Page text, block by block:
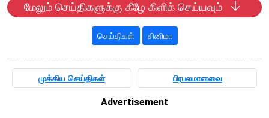
மேலும் செய்திகளுக்கு கீழே கிளிக் செய்யவும்
செய்திகள் சினிமா
முக்கிய செய்திகள் பிரபலமானவை
Advertisement